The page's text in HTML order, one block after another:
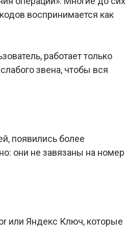
воспринимается как
работает только
звена, чтобы вся
появились более
они не завязаны на номер
или Яндекс Ключ, которые